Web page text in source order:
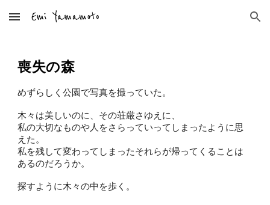
Skip to main content Skip to navigation
喪失の森
めずらしく公園で写真を撮っていた。
木々は美しいのに、その荘厳さゆえに、
私の大切なものや人をさらっていってしまったように思
えた。
私を残して変わってしまったそれらが帰ってくることは
あるのだろうか。
探すように木々の中を歩く。